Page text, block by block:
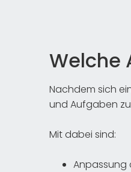
Welche
Nachdem sich
und Aufgaben
Mit dabei sind:
Anpassung